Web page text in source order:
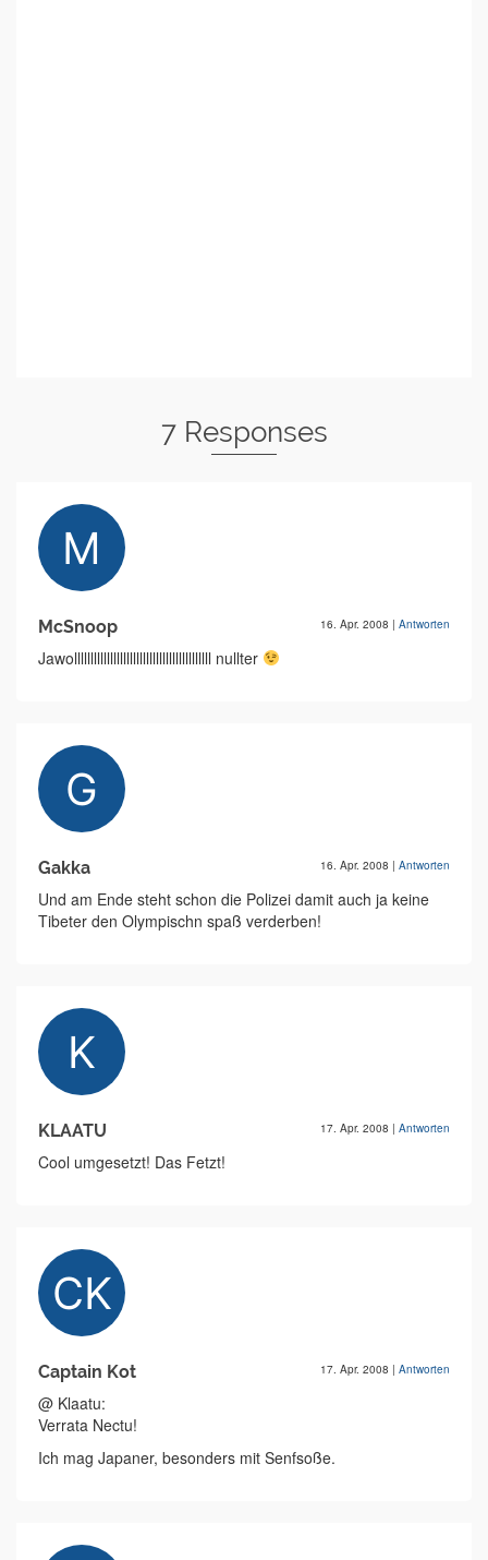
7 Responses
McSnoop 16. Apr. 2008 | Antworten
Jawollllllllllllllllllllllllllllllllllllllllll nullter
Gakka 16. Apr. 2008 | Antworten
Und am Ende steht schon die Polizei damit auch ja keine
Tibeter den Olympischn spaß verderben!
KLAATU 17. Apr. 2008 | Antworten
Cool umgesetzt! Das Fetzt!
Captain Kot 17. Apr. 2008 | Antworten
@ Klaatu:
Verrata Nectu!
Ich mag Japaner, besonders mit Senfsoße.